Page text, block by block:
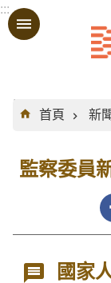
跳到主要內容區塊
:::
:::
首頁
新
監察委員
國家